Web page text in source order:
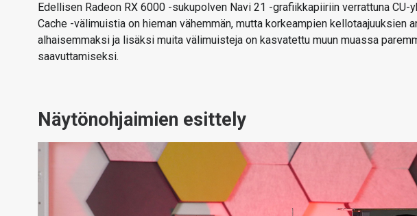
Edellisen Radeon RX 6000 -sukupolven Navi 21 -grafiikkapiiriin verrattuna CU-
Cache -välimuistia on hieman vähemmän, mutta korkeampien kellotaajuuksien
alhaisemmaksi ja lisäksi muita välimuisteja on kasvatettu muun muassa
saavuttamiseksi.
Näytönohjaimien esittely